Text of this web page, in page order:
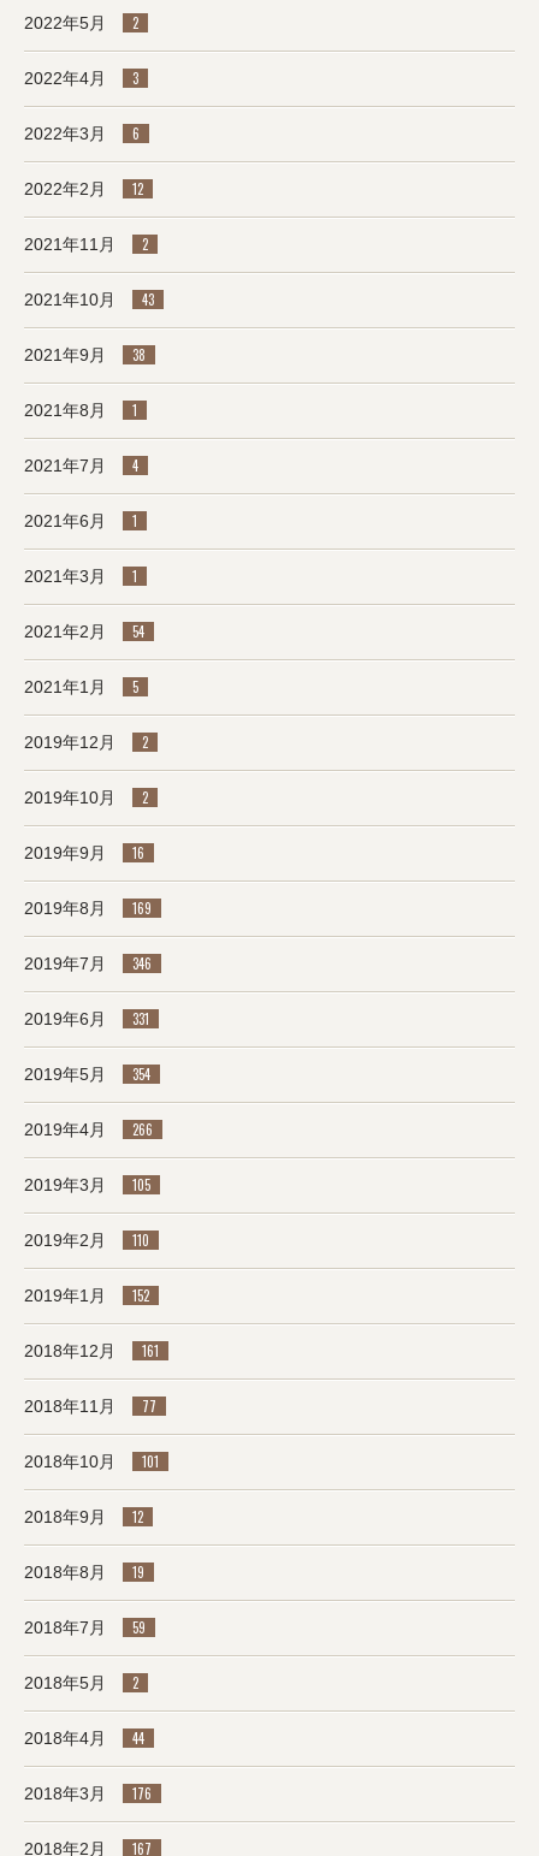
2022年5月 2
2022年4月 3
2022年3月 6
2022年2月 12
2021年11月 2
2021年10月 43
2021年9月 38
2021年8月 1
2021年7月 4
2021年6月 1
2021年3月 1
2021年2月 54
2021年1月 5
2019年12月 2
2019年10月 2
2019年9月 16
2019年8月 169
2019年7月 346
2019年6月 331
2019年5月 354
2019年4月 266
2019年3月 105
2019年2月 110
2019年1月 152
2018年12月 161
2018年11月 77
2018年10月 101
2018年9月 12
2018年8月 19
2018年7月 59
2018年5月 2
2018年4月 44
2018年3月 176
2018年2月 167